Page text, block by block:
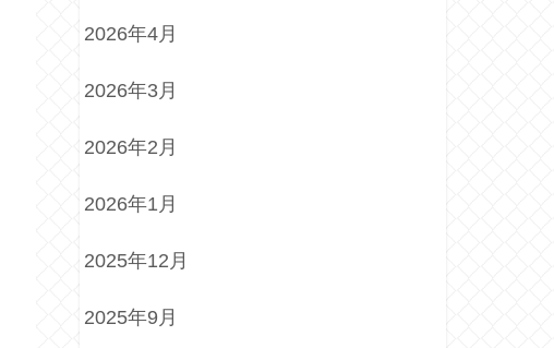
2026年4月
2026年3月
2026年2月
2026年1月
2025年12月
2025年9月